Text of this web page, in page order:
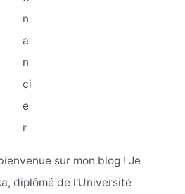
n
a
n
ci
e
r
sur mon blog ! Je
diplômé de l'Université